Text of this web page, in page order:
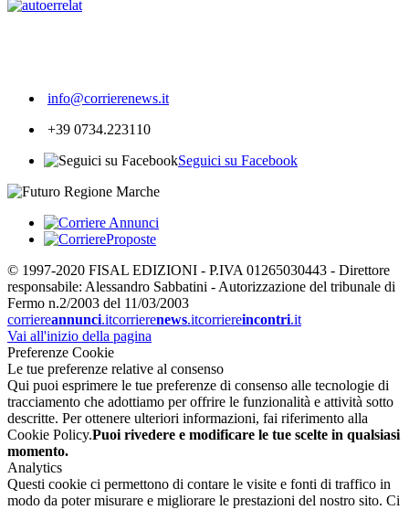
info@corrierenews.it
+39 0734.223110
Seguici su Facebook
© 1997-2020 FISAL EDIZIONI - P.IVA 01265030443 - Direttore
responsabile: Alessandro Sabbatini - Autorizzazione del tribunale di
Fermo n.2/2003 del 11/03/2003
corriereannunci.itcorrierenews.itcorriereincontri.it
Vai all'inizio della pagina
Preferenze Cookie
Le tue preferenze relative al consenso
Qui puoi esprimere le tue preferenze di consenso alle tecnologie di
tracciamento che adottiamo per offrire le funzionalità e attività sotto
descritte. Per ottenere ulteriori informazioni, fai riferimento alla
Cookie Policy.Puoi rivedere e modificare le tue scelte in qualsiasi
momento.
Analytics
Questi cookie ci permettono di contare le visite e fonti di traffico in
modo da poter misurare e migliorare le prestazioni del nostro sito. Ci